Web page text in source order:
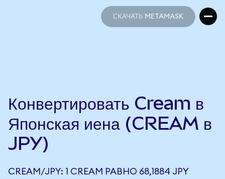
СКАЧАТЬ METAMASK
Конвертировать Cream в
Японская иена (CREAM в
JPY)
CREAM/JPY: 1 CREAM РАВНО 68,1884 JPY